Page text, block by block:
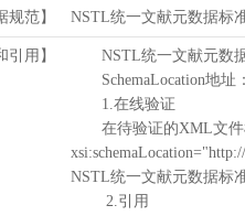
规范】 NSTL统一文献元数据标
引用】
NSTL统一文献元数据
SchemaLocation地址：
1.在线验证
在待验证的XML文件根
NSTL统一文献元数据标
2.引用